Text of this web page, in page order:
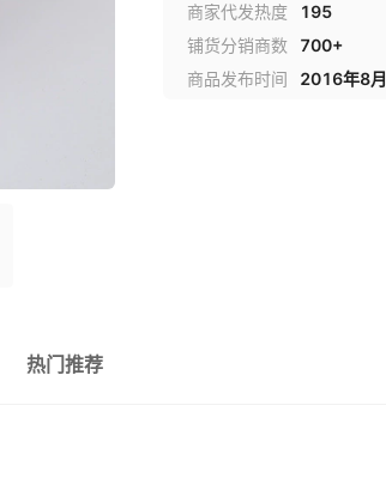
商家代发热度 195
铺货分销商数
700+
商品发布时间
2016年8月
热门推荐